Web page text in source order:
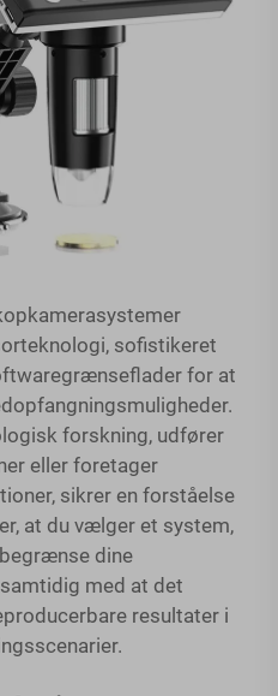
sofistikeret
for at
forskning, udfører
eller foretager
sikrer en forståelse
at du vælger et system,
dine
med at det
resultater i